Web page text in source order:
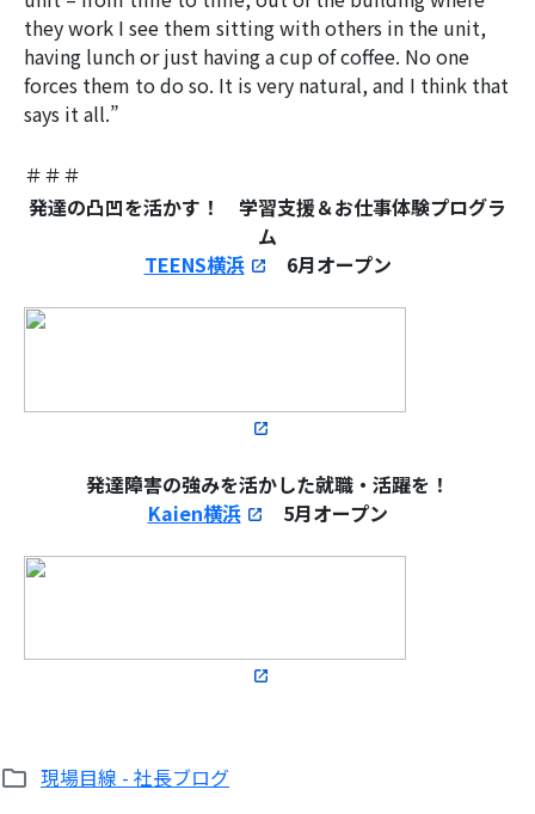
they work I see them sitting with others in the unit,
having lunch or just having a cup of coffee. No one
forces them to do so. It is very natural, and I think that
says it all.”
＃＃＃
発達の凸凹を活かす！ 学習支援＆お仕事体験プログラ
ム
TEENS横浜
6月オープン
発達障害の強みを活かした就職・活躍を！
Kaien横浜
5月オープン
現場目線 - 社長ブログ